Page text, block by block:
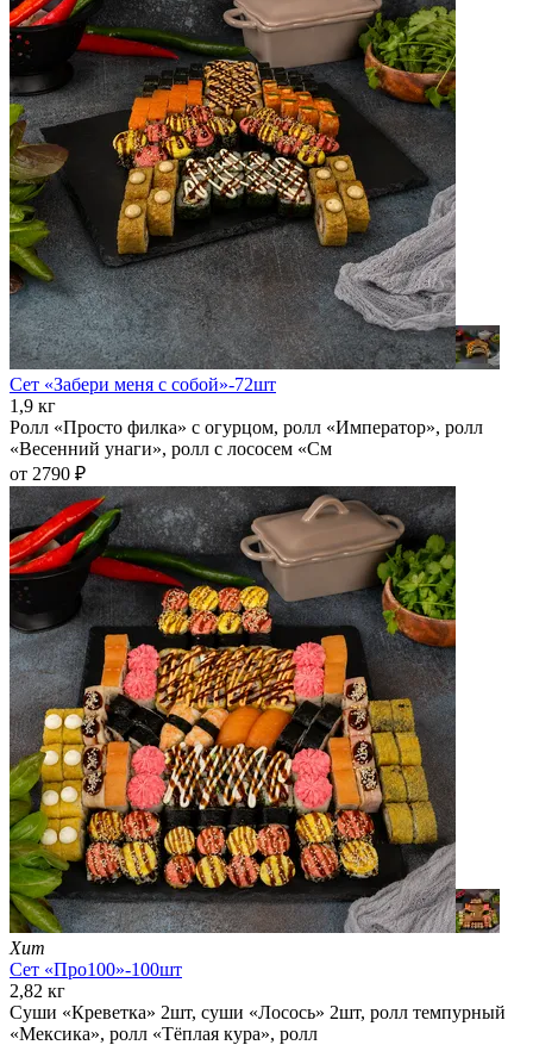
Сет «Забери меня с собой»-72шт
1,9 кг
Ролл «Просто филка» с огурцом, ролл «Император», ролл
«Весенний унаги», ролл с лососем «См
от 2790 ₽
Хит
Сет «Про100»-100шт
2,82 кг
Суши «Креветка» 2шт, суши «Лосось» 2шт, ролл темпурный
«Мексика», ролл «Тёплая кура», ролл